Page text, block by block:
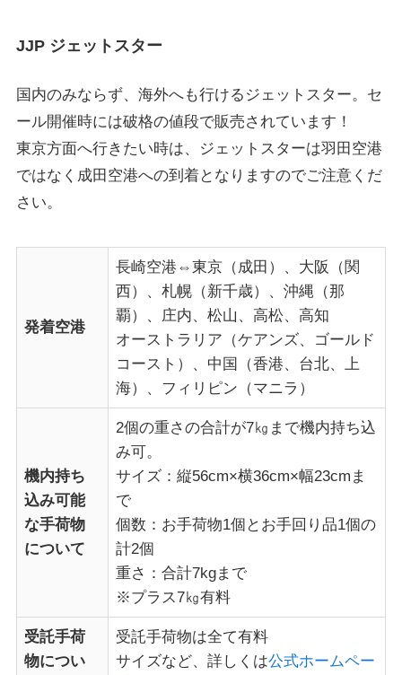
JJP ジェットスター
国内のみならず、海外へも行けるジェットスター。セ
ール開催時には破格の値段で販売されています！
東京方面へ行きたい時は、ジェットスターは羽田空港
ではなく成田空港への到着となりますのでご注意くだ
さい。
発着空港
長崎空港⇔東京（成田）、大阪（関
西）、札幌（新千歳）、沖縄（那
覇）、庄内、松山、高松、高知
オーストラリア（ケアンズ、ゴールド
コースト）、中国（香港、台北、上
海）、フィリピン（マニラ）
機内持ち
込み可能
な手荷物
について
2個の重さの合計が7㎏まで機内持ち込
み可。
サイズ：縦56cm×横36cm×幅23cmま
で
個数：お手荷物1個とお手回り品1個の
計2個
重さ：合計7kgまで
※プラス7㎏有料
受託手荷
物につい
受託手荷物は全て有料
サイズなど、詳しくは公式ホームペー